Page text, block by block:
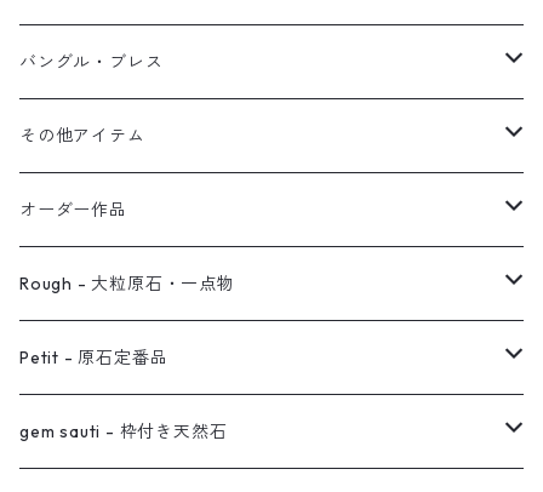
オブジェ
イヤーカフ
ぶら下がりイヤーカフ
2連イヤーカフ
イヤリング対応
ノンホールピアス
オーダー用ページ
真鍮イヤーカフ
バングル・ブレス
ブレスレット
バングル
その他アイテム
ブローチ
ヘアアクセサリー
オーダー作品
リング
ネックレス
ピアス
Rough - 大粒原石・一点物
ピアス
リング
Petit - 原石定番品
ピアス
gem sauti - 枠付き天然石